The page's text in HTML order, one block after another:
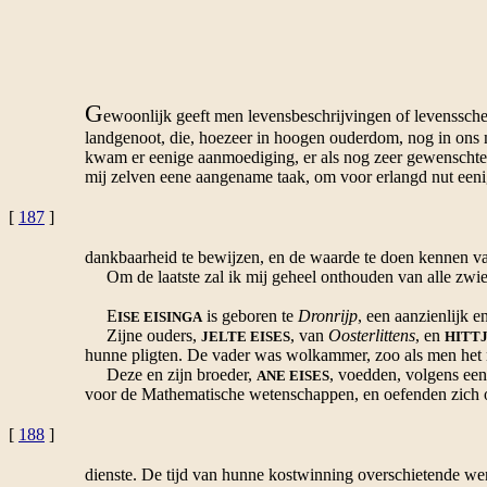
Gewoonlijk geeft men levensbeschrijvingen of
landgenoot, die, hoezeer in hoogen ouderdom, nog in
kwam er eenige aanmoediging, er als nog zeer
mij zelven eene aangename taak, om voor erlangd nut
[ 187 ]
dankbaarheid te bewijzen, en de waarde te doen kennen
Om de laatste zal ik mij geheel onthouden van alle
EISE EISINGAis geboren te Dronrijp, een aanzienlijk
Zijne ouders, JELTE EISES, van Oosterlittens, en
hunne pligten. De vader was wolkammer, zoo als men
Deze en zijn broeder, ANE EISES, voedden, volgens
voor de Mathematische wetenschappen, en oefenden
[ 188 ]
dienste. De tijd van hunne kostwinning overschietende